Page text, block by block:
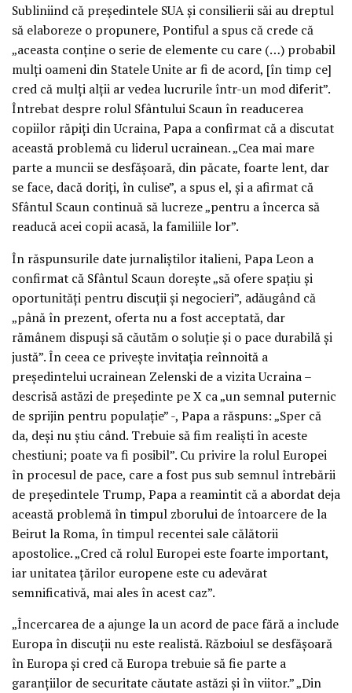
Subliniind că președintele SUA și consilierii săi au dreptul
să elaboreze o propunere, Pontiful a spus că crede că
„aceasta conține o serie de elemente cu care (…) probabil
mulți oameni din Statele Unite ar fi de acord, [în timp ce]
cred că mulți alții ar vedea lucrurile într-un mod diferit”.
Întrebat despre rolul Sfântului Scaun în readucerea
copiilor răpiți din Ucraina, Papa a confirmat că a discutat
această problemă cu liderul ucrainean. „Cea mai mare
parte a muncii se desfășoară, din păcate, foarte lent, dar
se face, dacă doriți, în culise”, a spus el, și a afirmat că
Sfântul Scaun continuă să lucreze „pentru a încerca să
readucă acei copii acasă, la familiile lor”.
În răspunsurile date jurnaliștilor italieni, Papa Leon a
confirmat că Sfântul Scaun dorește „să ofere spațiu și
oportunități pentru discuții și negocieri”, adăugând că
„până în prezent, oferta nu a fost acceptată, dar
rămânem dispuși să căutăm o soluție și o pace durabilă și
justă”. În ceea ce privește invitația reînnoită a
președintelui ucrainean Zelenski de a vizita Ucraina –
descrisă astăzi de președinte pe X ca „un semnal puternic
de sprijin pentru populație” -, Papa a răspuns: „Sper că
da, deși nu știu când. Trebuie să fim realiști în aceste
chestiuni; poate va fi posibil”. Cu privire la rolul Europei
în procesul de pace, care a fost pus sub semnul întrebării
de președintele Trump, Papa a reamintit că a abordat deja
această problemă în timpul zborului de întoarcere de la
Beirut la Roma, în timpul recentei sale călătorii
apostolice. „Cred că rolul Europei este foarte important,
iar unitatea țărilor europene este cu adevărat
semnificativă, mai ales în acest caz”.
„Încercarea de a ajunge la un acord de pace fără a include
Europa în discuții nu este realistă. Războiul se desfășoară
în Europa și cred că Europa trebuie să fie parte a
garanțiilor de securitate căutate astăzi și în viitor.” „Din